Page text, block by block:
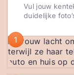
Vul jouw
duidelijke
1